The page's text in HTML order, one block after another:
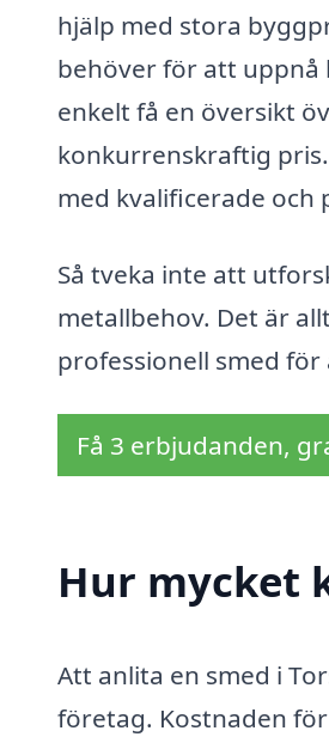
hjälp med stora
behöver för att uppnå
enkelt få en översikt
konkurrenskraftig
med kvalificerade och
Så tveka inte att
metallbehov. Det är
professionell smed
Få 3 erbjudanden,
Hur mycket
Att anlita en smed i
företag. Kostnaden